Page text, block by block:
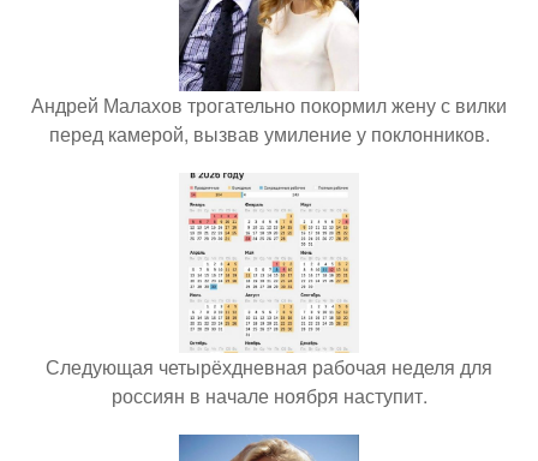
Андрей Малахов трогательно покормил жену с вилки
перед камерой, вызвав умиление у поклонников.
Следующая четырёхдневная рабочая неделя для
россиян в начале ноября наступит.